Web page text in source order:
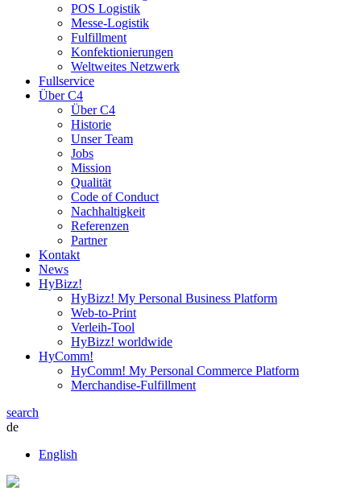
POS Logistik
Messe-Logistik
Fulfillment
Konfektionierungen
Weltweites Netzwerk
Fullservice
Über C4
Über C4
Historie
Unser Team
Jobs
Mission
Qualität
Code of Conduct
Nachhaltigkeit
Referenzen
Partner
Kontakt
News
HyBizz!
HyBizz! My Personal Business Platform
Web-to-Print
Verleih-Tool
HyBizz! worldwide
HyComm!
HyComm! My Personal Commerce Platform
Merchandise-Fulfillment
search
de
English